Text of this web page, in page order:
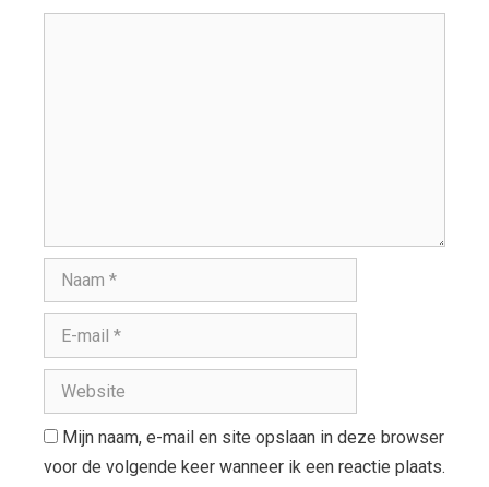
Mijn naam, e-mail en site opslaan in deze browser
voor de volgende keer wanneer ik een reactie plaats.